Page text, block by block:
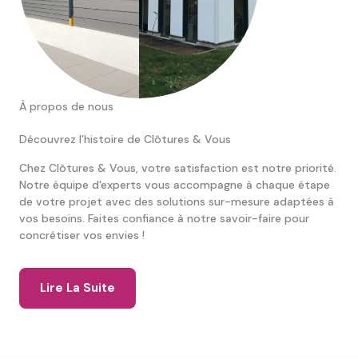
À propos de nous
Découvrez l’histoire de Clôtures & Vous
Chez Clôtures & Vous, votre satisfaction est notre priorité.
Notre équipe d'experts vous accompagne à chaque étape
de votre projet avec des solutions sur-mesure adaptées à
vos besoins. Faites confiance à notre savoir-faire pour
concrétiser vos envies !
Lire La Suite